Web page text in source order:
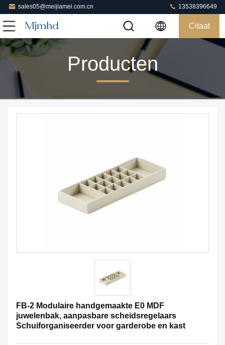
sales05@meijiamei.com.cn 13538396649
Citaat
Producten
FB-2 Modulaire handgemaakte E0 MDF
juwelenbak, aanpasbare scheidsregelaars
Schuiforganiseerder voor garderobe en kast